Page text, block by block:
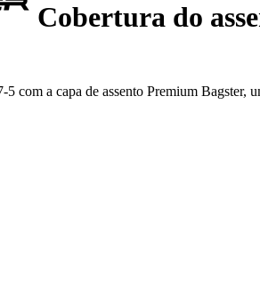
Cobertura do
com a capa de assento Premium Bagster,